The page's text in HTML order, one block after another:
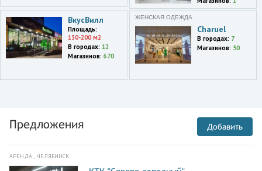
Санкт-Петербург
Лиговский просп.,30а,ТЦ
Галерея
Санкт-Петербург
Владимирский просп.,7
Санкт-Петербург
Бугры пос.,просп.
Энгельса,пересечение с
Санкт-Петербург
ВкусВилл
Площадь:
130-200 м2
В городах: 12
Магазинов: 670
ЖЕНСКАЯ ОДЕЖДА
Charuel
В городах: 7
Магазинов: 50
Предложения Добавить
АРЕНДА , ЧЕЛЯБИНСК